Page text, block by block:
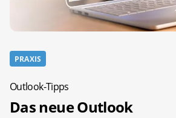
PRAXIS
Outlook-Tipps
Das neue Outlook